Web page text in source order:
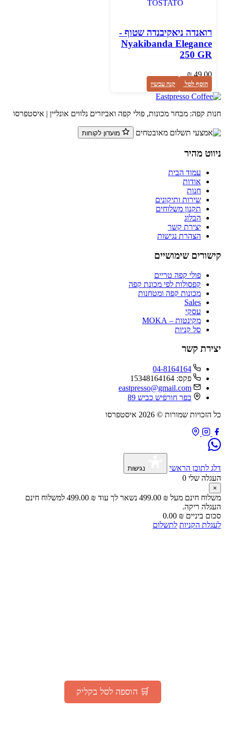
רואנדה ניאקיבנדה שטוף -
Nyakibanda Elegance
250 GR
₪49.00
הוסף לסל קנה עכשיו
קפה: מבחר מכונות, פולי קפה ואביזרים נלווים אונליין | איסטפרסו
מהיר
עמוד הבית
אודות
חנות
שירות ותיקונים
תקנון משלוחים
הבלוג
יצירת קשר
הצהרת נגישות
שימושיים
פולי קפה טריים
קפסולות לפי מכונת קפה
מכונות קפה ומטחנות
Sales
עסקי
מקינטות – MOKA
סל קניות
קשר
04-8164164
פקס: 15348164164
eastpresso@gmail.com
כפר חורפיש כביש 89
שמורות © 2026 איסטפרסו
לתוכן הראשי נגישות
שלי 0
חינם מעל₪
499.00 נשאר לך עוד₪
499.00
למשלוח חינם
ריקה.
ביניים ₪
0.00
הקניות לתשלום
🛒 הוספה לסל בקליק